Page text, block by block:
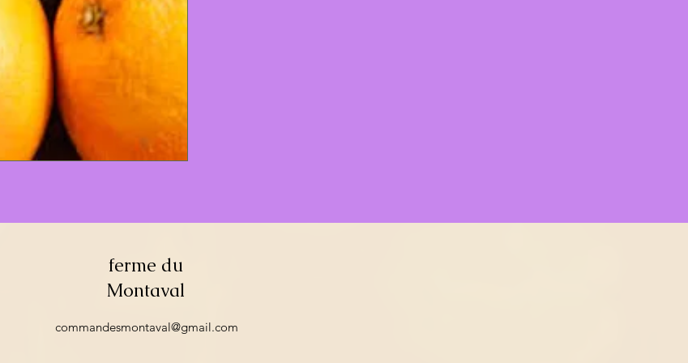
ferme du
Montaval
commandesmontaval@gmail.com